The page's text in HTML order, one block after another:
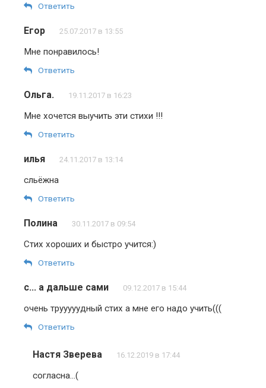
Ответить
Егор 25.07.2017 в 13:55
Мне понравилось!
Ответить
Ольга. 19.11.2017 в 16:23
Мне хочется выучить эти стихи !!!
Ответить
илья 24.11.2017 в 13:14
сльёжна
Ответить
Полина 30.11.2017 в 09:54
Стих хороших и быстро учится:)
Ответить
с... а дальше сами 09.12.2017 в 15:44
очень трууууудный стих а мне его надо учить(((
Ответить
Настя Зверева 16.12.2019 в 17:44
согласна…(